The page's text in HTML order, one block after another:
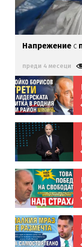
Напрежение с
преди 4 месеци